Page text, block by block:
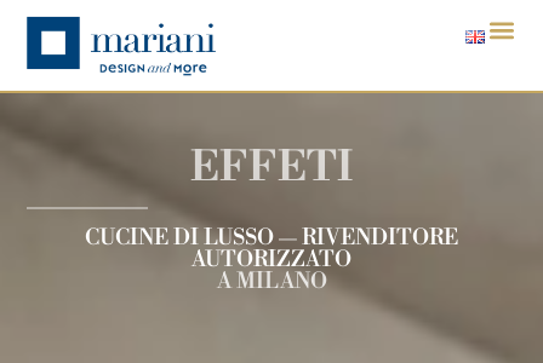
EFFETI
CUCINE DI LUSSO — RIVENDITORE
AUTORIZZATO
A MILANO